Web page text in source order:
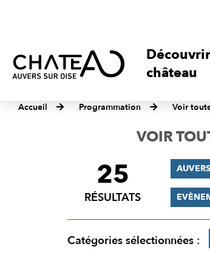
château
Accueil Programmation Voir
VOIR
FILTRER
RÉSULTATS
25
RÉSULTATS
Catégories sélectionnées :